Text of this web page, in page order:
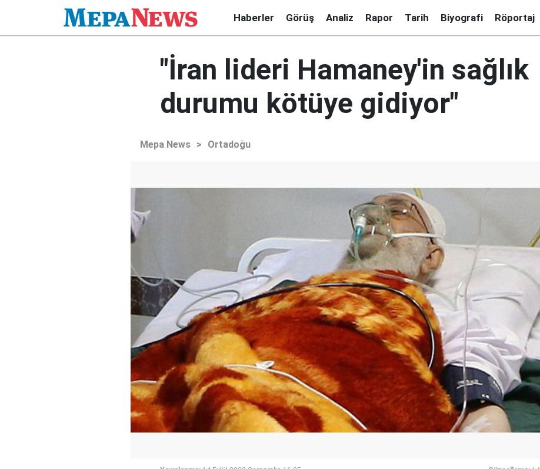
Haberler Görüş Analiz Rapor Tarih Biyografi Röportaj
"İran lideri Hamaney'in sağlık
durumu kötüye gidiyor"
Mepa News > Ortadoğu